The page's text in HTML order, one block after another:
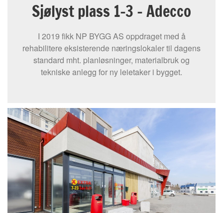
Sjølyst plass 1-3 – Adecco
I 2019 fikk NP BYGG AS oppdraget med å
rehabilitere eksisterende næringslokaler til dagens
standard mht. planløsninger, materialbruk og
tekniske anlegg for ny leietaker i bygget.